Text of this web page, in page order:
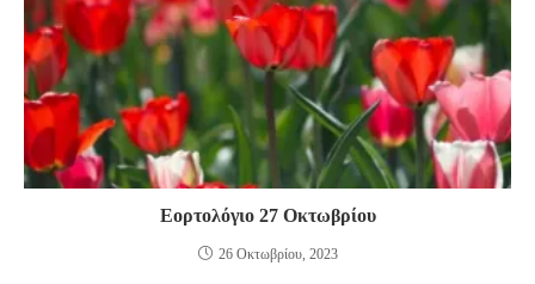
Εορτολόγιο 27 Οκτωβρίου
26 Οκτωβρίου, 2023